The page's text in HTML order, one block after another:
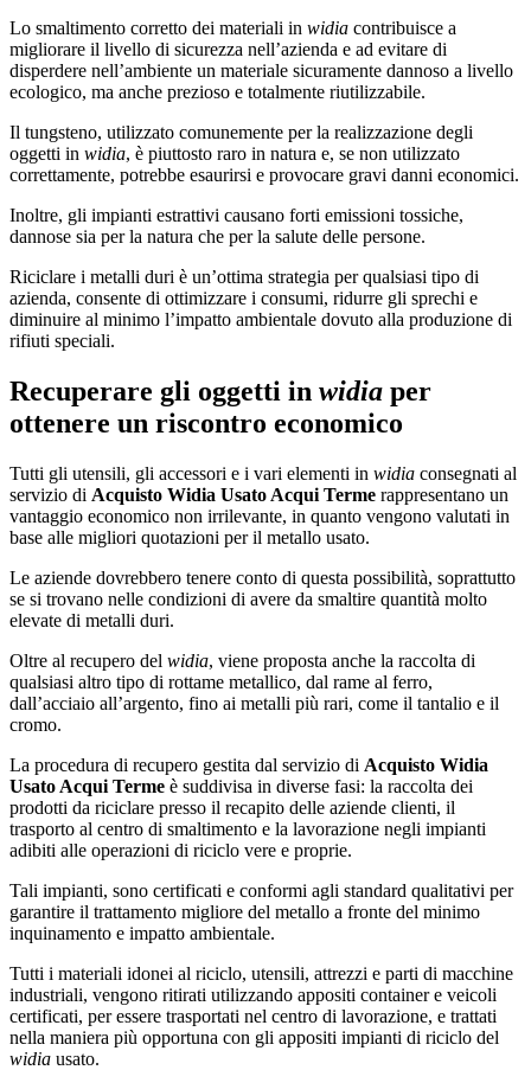
Lo smaltimento corretto dei materiali in widia contribuisce a
migliorare il livello di sicurezza nell’azienda e ad evitare di
disperdere nell’ambiente un materiale sicuramente dannoso a livello
ecologico, ma anche prezioso e totalmente riutilizzabile.
Il tungsteno, utilizzato comunemente per la realizzazione degli
oggetti in widia, è piuttosto raro in natura e, se non utilizzato
correttamente, potrebbe esaurirsi e provocare gravi danni economici.
Inoltre, gli impianti estrattivi causano forti emissioni tossiche,
dannose sia per la natura che per la salute delle persone.
Riciclare i metalli duri è un’ottima strategia per qualsiasi tipo di
azienda, consente di ottimizzare i consumi, ridurre gli sprechi e
diminuire al minimo l’impatto ambientale dovuto alla produzione di
rifiuti speciali.
Recuperare gli oggetti in widia per
ottenere un riscontro economico
Tutti gli utensili, gli accessori e i vari elementi in widia consegnati al
servizio di Acquisto Widia Usato Acqui Terme rappresentano un
vantaggio economico non irrilevante, in quanto vengono valutati in
base alle migliori quotazioni per il metallo usato.
Le aziende dovrebbero tenere conto di questa possibilità, soprattutto
se si trovano nelle condizioni di avere da smaltire quantità molto
elevate di metalli duri.
Oltre al recupero del widia, viene proposta anche la raccolta di
qualsiasi altro tipo di rottame metallico, dal rame al ferro,
dall’acciaio all’argento, fino ai metalli più rari, come il tantalio e il
cromo.
La procedura di recupero gestita dal servizio di Acquisto Widia
Usato Acqui Terme è suddivisa in diverse fasi: la raccolta dei
prodotti da riciclare presso il recapito delle aziende clienti, il
trasporto al centro di smaltimento e la lavorazione negli impianti
adibiti alle operazioni di riciclo vere e proprie.
Tali impianti, sono certificati e conformi agli standard qualitativi per
garantire il trattamento migliore del metallo a fronte del minimo
inquinamento e impatto ambientale.
Tutti i materiali idonei al riciclo, utensili, attrezzi e parti di macchine
industriali, vengono ritirati utilizzando appositi container e veicoli
certificati, per essere trasportati nel centro di lavorazione, e trattati
nella maniera più opportuna con gli appositi impianti di riciclo del
widia usato.